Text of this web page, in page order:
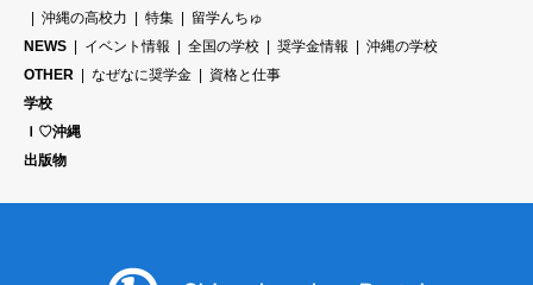
沖縄の高校力
特集
留学んちゅ
NEWS
イベント情報 全国の学校 奨学金情報
沖縄の学校
OTHER
なぜなに奨学金
資格と仕事
学校
Ｉ♡沖縄
出版物